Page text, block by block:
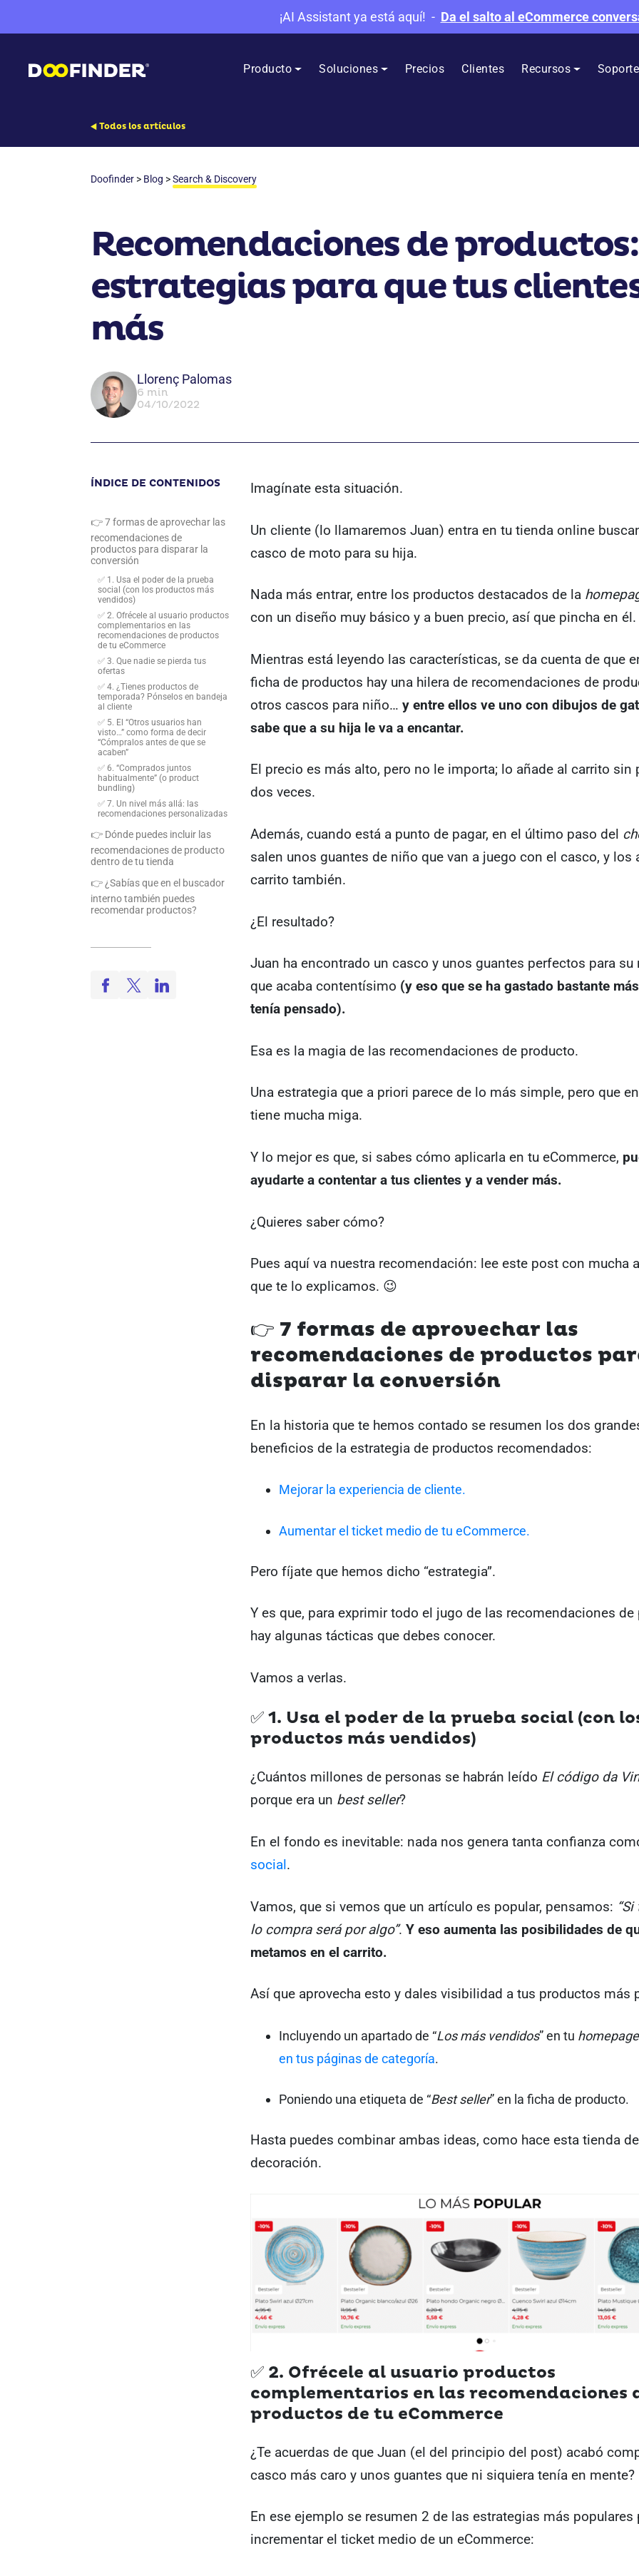
¡AI Assistant ya está aquí! - Da el salto al eCommerce
Producto Soluciones Precios Clientes Recursos Soporte
Todos los artículos
Doofinder > Blog >Search & Discovery
Recomendaciones de
estrategias para que tus
más
Llorenç Palomas
6 min
04/10/2022
ÍNDICE DE CONTENIDOS
👉 7 formas de aprovechar las
recomendaciones de
productos para disparar la
conversión
✅ 1. Usa el poder de la prueba
social (con los productos más
vendidos)
✅ 2. Ofrécele al usuario productos
complementarios en las
recomendaciones de productos
de tu eCommerce
✅ 3. Que nadie se pierda tus
ofertas
✅ 4. ¿Tienes productos de
temporada? Pónselos en bandeja
al cliente
✅ 5. El “Otros usuarios han
visto…” como forma de decir
“Cómpralos antes de que se
acaben”
✅ 6. “Comprados juntos
habitualmente” (o product
bundling)
✅ 7. Un nivel más allá: las
recomendaciones personalizadas
👉 Dónde puedes incluir las
recomendaciones de producto
dentro de tu tienda
👉 ¿Sabías que en el buscador
interno también puedes
recomendar productos?
Imagínate esta situación.
Un cliente (lo llamaremos Juan) entra en tu tienda online
casco de moto para su hija.
Nada más entrar, entre los productos destacados de la
con un diseño muy básico y a buen precio, así que pincha en él.
Mientras está leyendo las características, se da cuenta de que
ficha de productos hay una hilera de recomendaciones de
otros cascos para niño… y entre ellos ve uno con dibujos de
sabe que a su hija le va a encantar.
El precio es más alto, pero no le importa; lo añade al carrito sin
dos veces.
Además, cuando está a punto de pagar, en el último paso del
salen unos guantes de niño que van a juego con el casco, y los
carrito también.
¿El resultado?
Juan ha encontrado un casco y unos guantes perfectos para su
que acaba contentísimo (y eso que se ha gastado bastante
tenía pensado).
Esa es la magia de las recomendaciones de producto.
Una estrategia que a priori parece de lo más simple, pero que
tiene mucha miga.
Y lo mejor es que, si sabes cómo aplicarla en tu eCommerce,
ayudarte a contentar a tus clientes y a vender más.
¿Quieres saber cómo?
Pues aquí va nuestra recomendación: lee este post con mucha
que te lo explicamos. 😉
👉 7 formas de aprovechar las
recomendaciones de productos
disparar la conversión
En la historia que te hemos contado se resumen los dos
beneficios de la estrategia de productos recomendados:
Mejorar la experiencia de cliente.
Aumentar el ticket medio de tu eCommerce.
Pero fíjate que hemos dicho “estrategia”.
Y es que, para exprimir todo el jugo de las recomendaciones de
hay algunas tácticas que debes conocer.
Vamos a verlas.
✅ 1. Usa el poder de la prueba social (con
productos más vendidos)
¿Cuántos millones de personas se habrán leído El código da
porque era un best seller?
En el fondo es inevitable: nada nos genera tanta confianza
social.
Vamos, que si vemos que un artículo es popular, pensamos:
lo compra será por algo”. Y eso aumenta las posibilidades de
metamos en el carrito.
Así que aprovecha esto y dales visibilidad a tus productos más
Incluyendo un apartado de “Los más vendidos” en tu homepage
en tus páginas de categoría.
Poniendo una etiqueta de “Best seller” en la ficha de producto.
Hasta puedes combinar ambas ideas, como hace esta tienda de
decoración.
✅ 2. Ofrécele al usuario productos
complementarios en las recomendaciones
productos de tu eCommerce
¿Te acuerdas de que Juan (el del principio del post) acabó
casco más caro y unos guantes que ni siquiera tenía en mente?
En ese ejemplo se resumen 2 de las estrategias más populares
incrementar el ticket medio de un eCommerce: